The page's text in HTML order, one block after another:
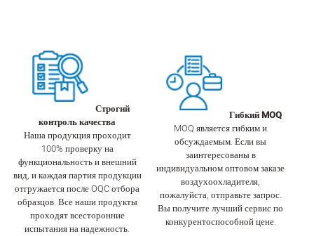
Строгий
контроль качества
Наша продукция проходит
100% проверку на
функциональность и внешний
вид, и каждая партия продукции
отгружается после OQC отбора
образцов. Все наши продукты
проходят всесторонние
испытания на надежность.
Гибкий MOQ
MOQ является гибким и
обсуждаемым. Если вы
заинтересованы в
индивидуальном оптовом заказе
воздухоохладителя,
пожалуйста, отправьте запрос.
Вы получите лучший сервис по
конкурентоспособной цене.